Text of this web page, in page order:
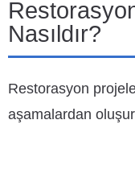
Nasıldır?
Restorasyon
aşamalardan